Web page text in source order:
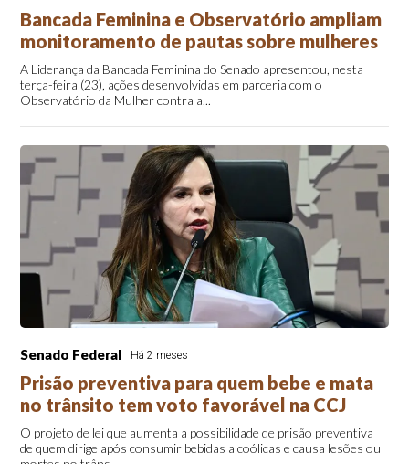
Bancada Feminina e Observatório ampliam
monitoramento de pautas sobre mulheres
A Liderança da Bancada Feminina do Senado apresentou, nesta
terça-feira (23), ações desenvolvidas em parceria com o
Observatório da Mulher contra a...
Senado Federal Há 2 meses
Prisão preventiva para quem bebe e mata
no trânsito tem voto favorável na CCJ
O projeto de lei que aumenta a possibilidade de prisão preventiva
de quem dirige após consumir bebidas alcoólicas e causa lesões ou